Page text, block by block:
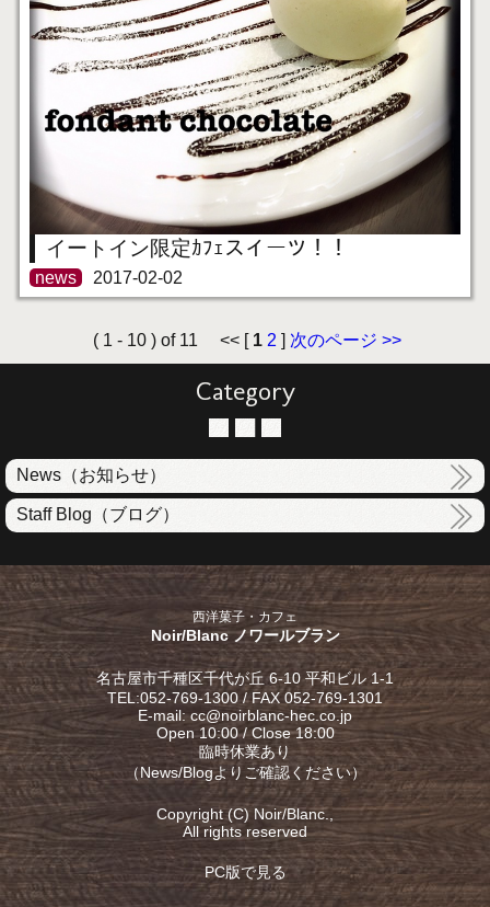
イートイン限定ｶﾌｪスイーツ！！
news 2017-02-02
( 1 - 10 ) of 11 << [ 1 2 次のページ >>
Category
News（お知らせ）
Staff Blog（ブログ）
西洋菓子・カフェ
Noir/Blanc ノワールブラン
名古屋市千種区千代が丘 6-10 平和ビル 1-1
TEL:052-769-1300 / FAX 052-769-1301
E-mail: cc@noirblanc-hec.co.jp
Open 10:00 / Close 18:00
臨時休業あり
（News/Blogよりご確認ください）
Copyright (C) Noir/Blanc.,
All rights reserved
PC版で見る